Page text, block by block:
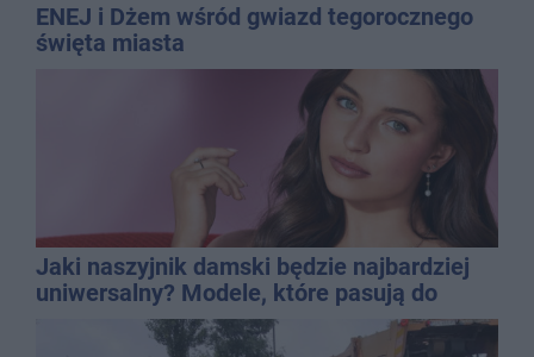
ENEJ i Dżem wśród gwiazd tegorocznego
święta miasta
Jaki naszyjnik damski będzie najbardziej
uniwersalny? Modele, które pasują do
wielu stylizacji